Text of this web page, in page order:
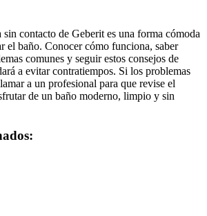
sin contacto de Geberit es una forma cómoda
el baño. Conocer cómo funciona, saber
comunes y seguir estos consejos de
a evitar contratiempos. Si los problemas
a un profesional para que revise el
de un baño moderno, limpio y sin